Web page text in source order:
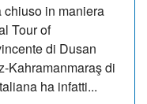
chiuso in maniera
Tour of
di Dusan
Kahramanmaraş di
ha infatti...